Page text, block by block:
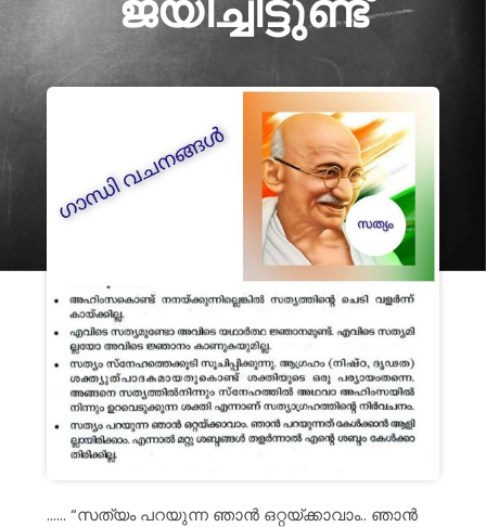
ജയിച്ചിട്ടുണ്ട്
…… “സത്യം പറയുന്ന ഞാൻ ഒറ്റയ്ക്കാവാം.. ഞാൻ